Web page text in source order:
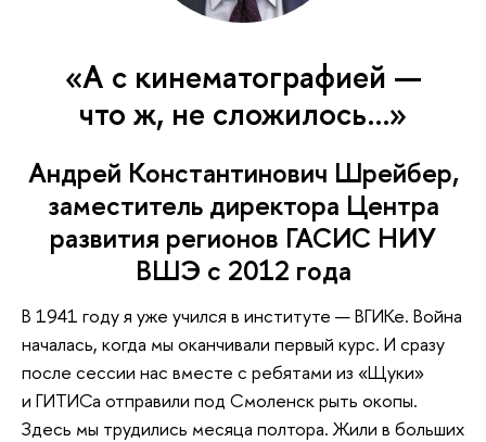
«А с кинематографией —
что ж, не сложилось…»
Андрей Константинович Шрейбер,
заместитель директора Центра
развития регионов ГАСИС НИУ
ВШЭ с 2012 года
В 1941 году я уже учился в институте — ВГИКе. Война
началась, когда мы оканчивали первый курс. И сразу
после сессии нас вместе с ребятами из «Щуки»
и ГИТИСа отправили под Смоленск рыть окопы.
Здесь мы трудились месяца полтора. Жили в больших